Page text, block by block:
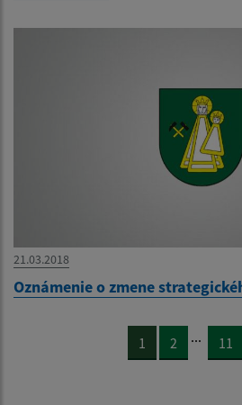
21.03.2018
Oznámenie o zmene
1 2 ... 11